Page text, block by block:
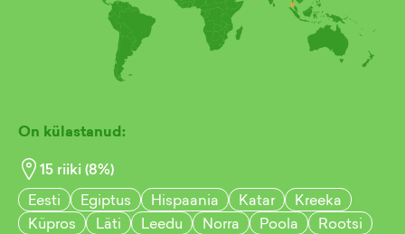
On külastanud:
15 riiki (8%)
Eesti
Egiptus Hispaania Katar
Kreeka
Küpros
Läti Leedu Norra Poola
Rootsi